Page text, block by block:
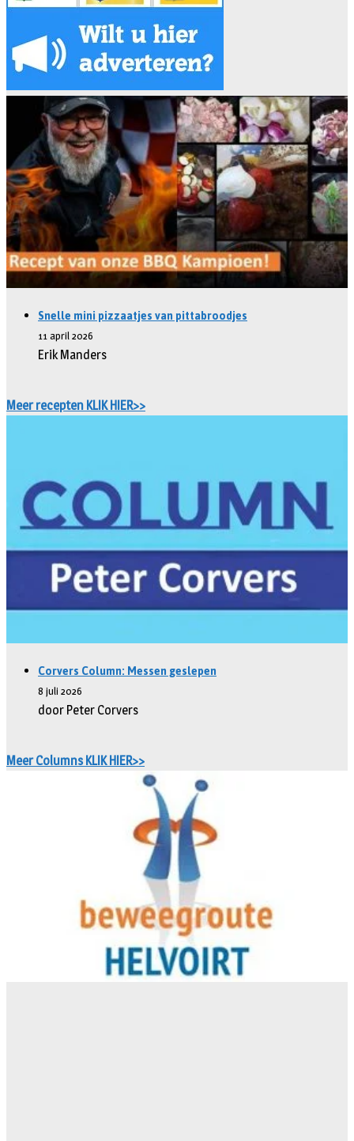
Snelle mini pizzaatjes van pittabroodjes
11 april 2026
Erik Manders
Meer recepten KLIK HIER>>
Corvers Column: Messen geslepen
8 juli 2026
door Peter Corvers
Meer Columns KLIK HIER>>